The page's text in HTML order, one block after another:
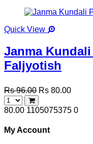
Quick View
Janma
Faljyotish
Rs 96.00 Rs 80.00
80.00 1105075375 0
My Account